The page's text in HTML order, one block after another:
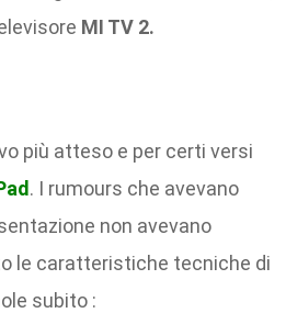
MI TV 2.
più atteso e per certi versi
. I rumours che avevano
non avevano
le caratteristiche tecniche di
subito :